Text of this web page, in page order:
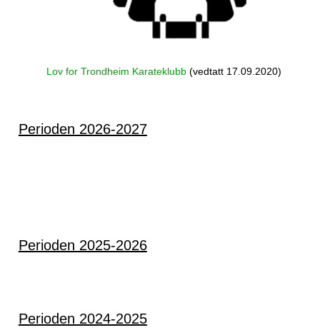
Lov for Trondheim Karateklubb (vedtatt 17.09.2020)
Perioden 2026-2027
Perioden 2025-2026
Perioden 2024-2025